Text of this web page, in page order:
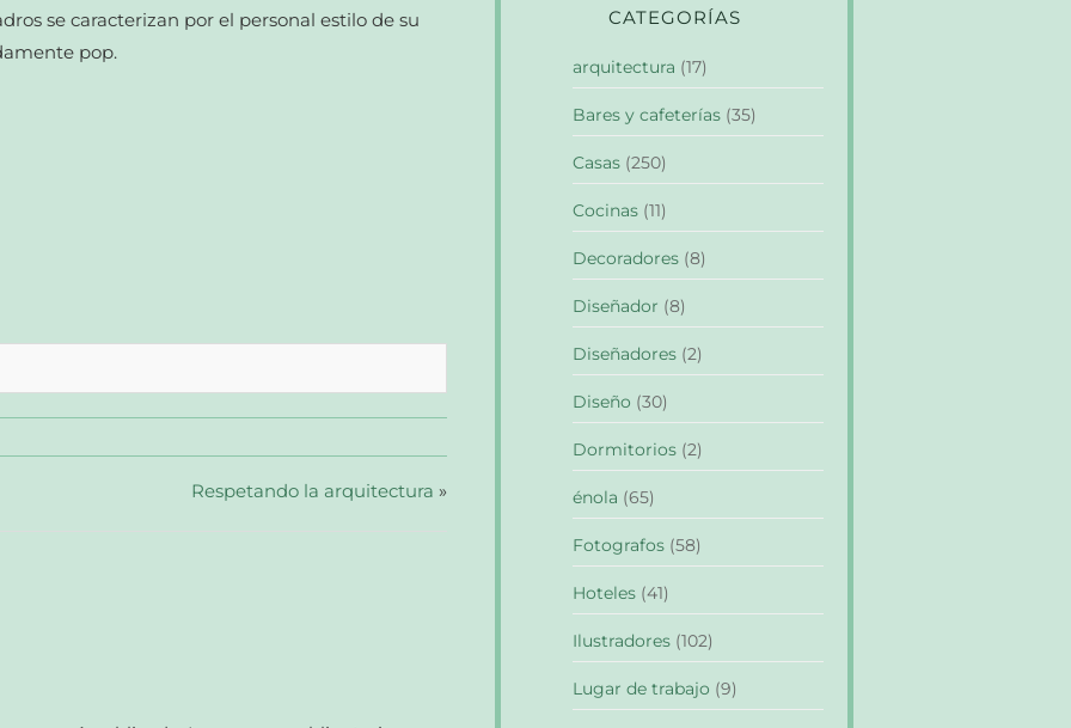
se caracterizan por el personal estilo de su
pop.
Respetando la arquitectura »
CATEGORÍAS
arquitectura (17)
Bares y cafeterías (35)
Casas (250)
Cocinas (11)
Decoradores (8)
Diseñador (8)
Diseñadores (2)
Diseño (30)
Dormitorios (2)
énola (65)
Fotografos (58)
Hoteles (41)
Ilustradores (102)
Lugar de trabajo (9)